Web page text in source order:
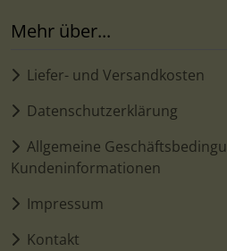
Mehr über...
Liefer- und Versandkosten
Datenschutzerklärung
Allgemeine
Kundeninformationen
Impressum
Kontakt